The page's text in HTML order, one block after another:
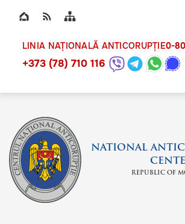
Top bar navigation
LINIA NAȚIONALĂ ANTICORUPȚIE0-
+373 (78) 710 116
NATIONAL
REPUBLIC OF